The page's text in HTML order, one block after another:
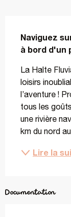
Naviguez
à bord d'un
La Halte
loisirs
l’aventure !
tous les
une rivière
km du nord
Lire la
Documentation